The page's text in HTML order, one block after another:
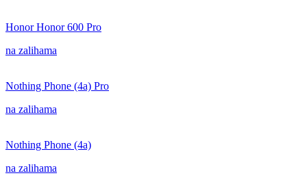
Honor Honor 600 Pro
na zalihama
Nothing Phone (4a) Pro
na zalihama
Nothing Phone (4a)
na zalihama